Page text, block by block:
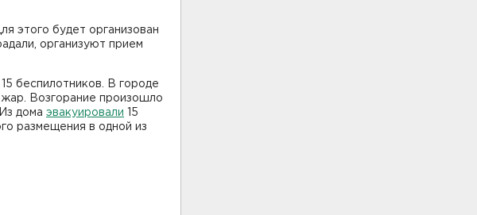
этого будет организован
организуют прием
15 беспилотников. В городе
Возгорание произошло
дома эвакуировали 15
размещения в одной из